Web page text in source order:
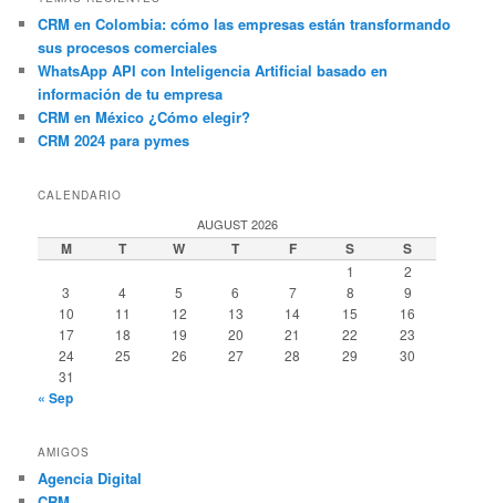
CRM en Colombia: cómo las empresas están transformando
sus procesos comerciales
WhatsApp API con Inteligencia Artificial basado en
información de tu empresa
CRM en México ¿Cómo elegir?
CRM 2024 para pymes
CALENDARIO
AUGUST 2026
M T W T F S S
1
2
3
4 5 6 7 8
9
10
11 12 13 14 15
16
17
18 19 20 21 22
23
24
25 26 27 28 29
30
31
« Sep
AMIGOS
Agencia Digital